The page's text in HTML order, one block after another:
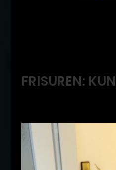
FRISUREN: